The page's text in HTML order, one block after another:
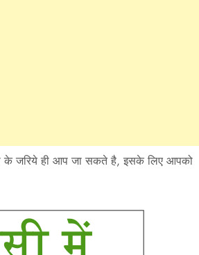
के जरिये ही आप जा सकते है, इसके लिए आपको